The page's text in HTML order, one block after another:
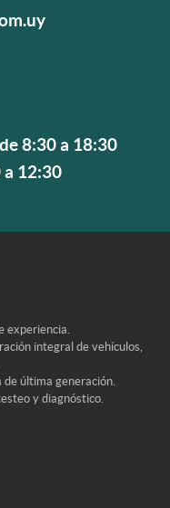
8:30 a 18:30
a 12:30
experiencia.
integral de vehículos,
última generación.
y diagnóstico.